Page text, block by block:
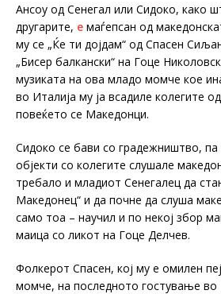
Ансоу од Сенегал или Сидоко, како
другарите, е маѓепсан од
му се „Ќе ти дојдам“ од Спасен
„Бисер балкански“ на Гоце
музиката на ова младо момче кое
во Италија му ја всадиле колегите
повеќето се Македонци.
Сидоко се бави со градежништво,
објекти со колегите слушале
требало и младиот Сенегалец да
Македонец“ и да почне да слуша
само тоа – научил и по некој збор
маица со ликот на Гоце Делчев.
Фолкерот Спасен, кој му е омилен
момче, на последното гостување во